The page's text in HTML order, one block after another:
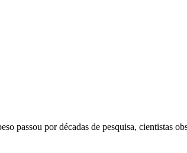
passou por décadas de pesquisa, cientistas